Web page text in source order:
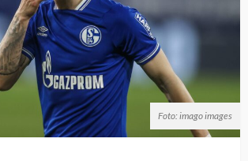
Foto: imago images